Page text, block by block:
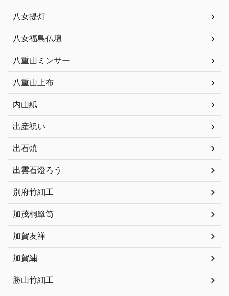
八女提灯
八女福島仏壇
八重山ミンサー
八重山上布
内山紙
出産祝い
出石焼
出雲石燈ろう
別府竹細工
加茂桐簞笥
加賀友禅
加賀繍
勝山竹細工